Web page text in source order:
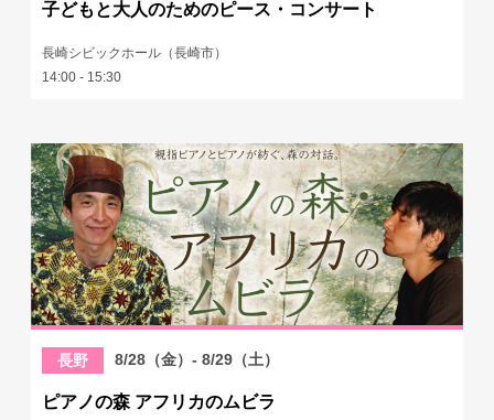
子どもと大人のためのピース・コンサート
長崎シビックホール（長崎市）
14:00 - 15:30
長野 8/28（金）- 8/29（土）
ピアノの森 アフリカのムビラ